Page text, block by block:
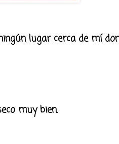
lugar cerca de mí
muy bien.